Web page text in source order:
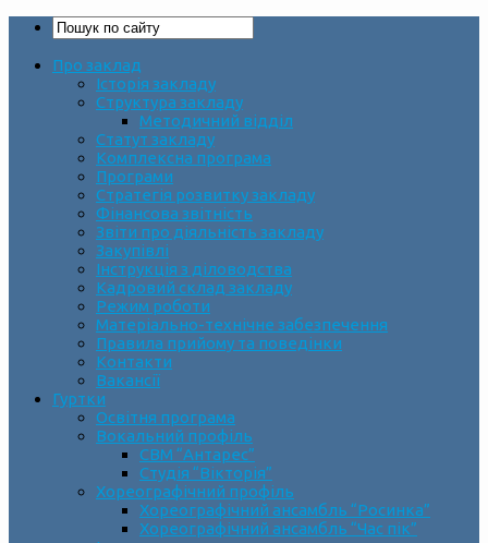
Про заклад
Історія закладу
Структура закладу
Методичний відділ
Статут закладу
Комплексна програма
Програми
Стратегія розвитку закладу
Фінансова звітність
Звіти про діяльність закладу
Закупівлі
Інструкція з діловодства
Кадровий склад закладу
Режим роботи
Матеріально-технічне забезпечення
Правила прийому та поведінки
Контакти
Вакансії
Гуртки
Освітня програма
Вокальний профіль
СВМ “Антарес”
Студія “Вікторія”
Хореографічний профіль
Хореографічний ансамбль “Росинка”
Хореографічний ансамбль “Час пік”